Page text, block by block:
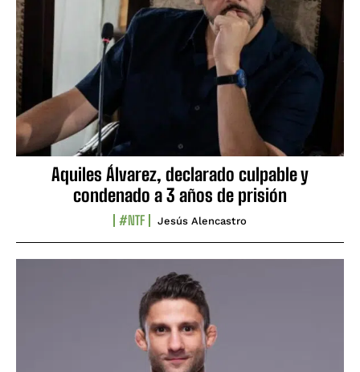
Aquiles Álvarez, declarado culpable y
condenado a 3 años de prisión
#NTF Jesús Alencastro